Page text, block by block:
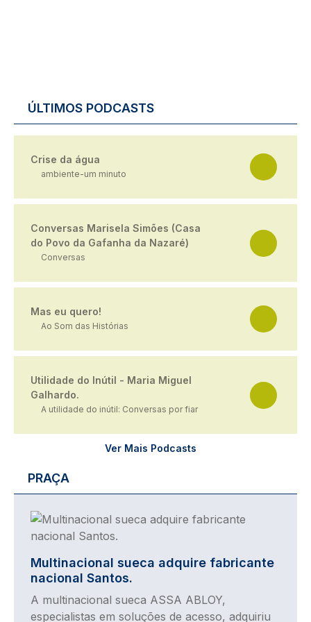
ÚLTIMOS PODCASTS
Crise da água
ambiente-um minuto
Conversas Marisela Simões (Casa
do Povo da Gafanha da Nazaré)
Conversas
Mas eu quero!
Ao Som das Histórias
Utilidade do Inútil - Maria Miguel
Galhardo.
A utilidade do inútil: Conversas por fiar
Ver Mais Podcasts
PRAÇA
Imagem
Multinacional sueca adquire fabricante
nacional Santos.
A multinacional sueca ASSA ABLOY,
especialistas em soluções de acesso, adquiriu